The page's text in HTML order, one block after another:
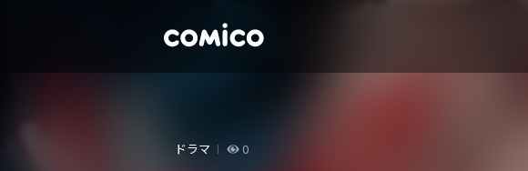
ドラマ 0